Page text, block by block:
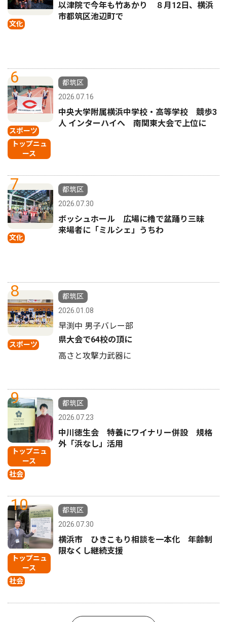
文化
以津院で今年も竹あかり ８月12日、横浜
市都筑区池辺町で
6
スポーツ
トップニュ
ース
都筑区
2026.07.16
中央大学附属横浜中学校・高等学校 競歩3
人 インターハイへ 南関東大会で上位に
7
文化
都筑区
2026.07.30
ボッシュホール 広場に櫓で盆踊り三昧
来場者に「ミルシェ」うちわ
8
スポーツ
都筑区
2026.01.08
早渕中 男子バレー部
県大会で64校の頂に
高さと攻撃力武器に
9
トップニュ
ース
社会
都筑区
2026.07.23
中川徳生会 特養にワイナリー併設 規格
外「浜なし」活用
10
トップニュ
ース
社会
都筑区
2026.07.30
横浜市 ひきこもり相談を一本化 年齢制
限なくし継続支援